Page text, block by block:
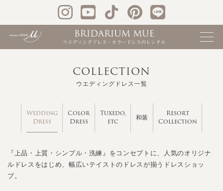
COLLECTION
ウエディングドレス一覧
Wedding
Dress
Color
Dress
Tuxedo,
etc
和装
Resort
Collection
『上品・上質・シンプル・洗練』をコンセプトに、人気のオリジナ
ルドレスをはじめ、幅広いテイストのドレスが揃うドレスショッ
プ。